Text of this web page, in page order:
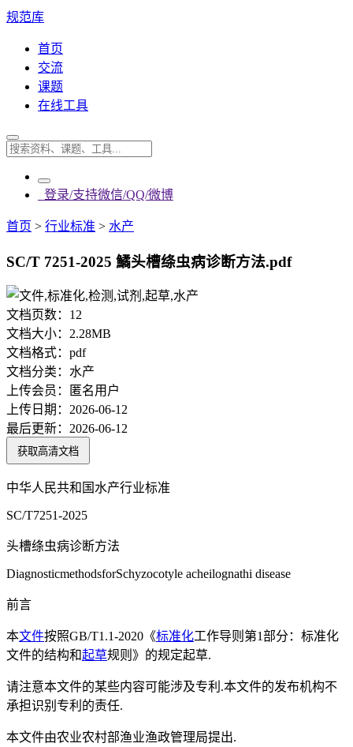
规范库
首页
交流
课题
在线工具
登录/支持微信/QQ/微博
首页 > 行业标准 > 水产
SC/T 7251-2025 鱊头槽绦虫病诊断方法.pdf
文档页数： 12
文档大小： 2.28MB
文档格式： pdf
文档分类： 水产
上传会员：
匿名用户
上传日期： 2026-06-12
最后更新： 2026-06-12
获取高清文档
中华人民共和国水产行业标准
SC/T7251-2025
头槽绦虫病诊断方法
DiagnosticmethodsforSchyzocotyle acheilognathi disease
前言
本文件按照GB/T1.1-2020《标准化工作导则第1部分：标准化
文件的结构和起草规则》的规定起草.
请注意本文件的某些内容可能涉及专利.本文件的发布机构不
承担识别专利的责任.
本文件由农业农村部渔业渔政管理局提出.